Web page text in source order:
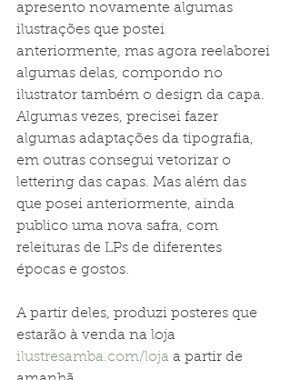
apresento novamente algumas
ilustrações que postei
anteriormente, mas agora reelaborei
algumas delas, compondo no
ilustrator também o design da capa.
Algumas vezes, precisei fazer
algumas adaptações da tipografia,
em outras consegui vetorizar o
lettering das capas. Mas além das
que posei anteriormente, ainda
publico uma nova safra, com
releituras de LPs de diferentes
épocas e gostos.
A partir deles, produzi posteres que
estarão à venda na loja
ilustresamba.com/loja a partir de